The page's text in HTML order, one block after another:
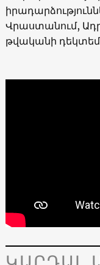
Վրաստանում,
թվականի